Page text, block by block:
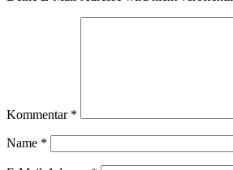
Kommentar *
Name *